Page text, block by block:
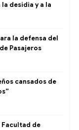
desidia y a la
la defensa del
Pasajeros
cansados de
de